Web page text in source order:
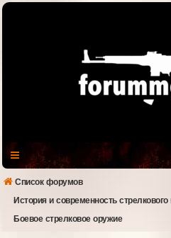
Список форумов
История и современность
Боевое стрелковое оружие